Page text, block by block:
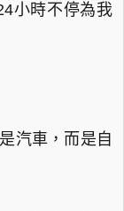
小時不停為我
汽車，而是自